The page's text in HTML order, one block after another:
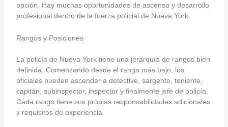
opción. Hay muchas oportunidades de ascenso y desarrollo
profesional dentro de la fuerza policial de Nueva York.
Rangos y Posiciones
La policía de Nueva York tiene una jerarquía de rangos bien
definida. Comenzando desde el rango más bajo, los
oficiales pueden ascender a detective, sargento, teniente,
capitán, subinspector, inspector y finalmente jefe de policía.
Cada rango tiene sus propias responsabilidades adicionales
y requisitos de experiencia.